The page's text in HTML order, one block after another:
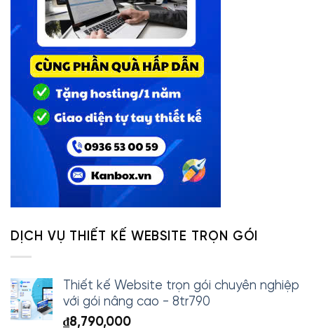
DỊCH VỤ THIẾT KẾ WEBSITE TRỌN GÓI
Thiết kế Website trọn gói chuyên nghiệp
với gói nâng cao - 8tr790
₫8,790,000